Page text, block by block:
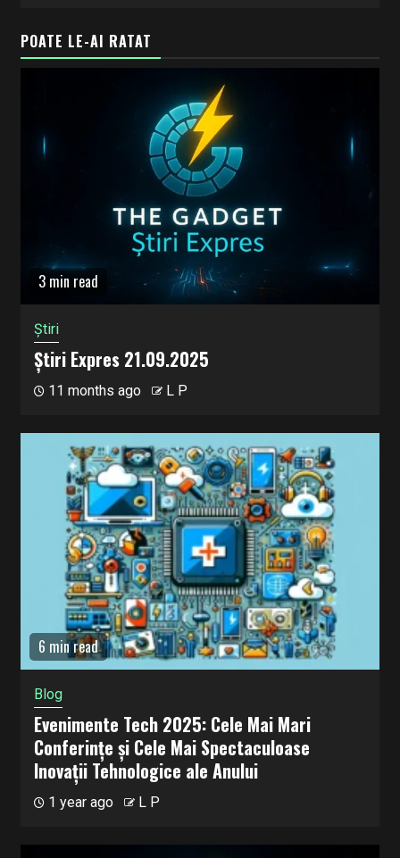
POATE LE-AI RATAT
3 min read
Știri
Știri Expres 21.09.2025
11 months ago L P
6 min read
Blog
Evenimente Tech 2025: Cele Mai Mari
Conferințe și Cele Mai Spectaculoase
Inovații Tehnologice ale Anului
1 year ago L P